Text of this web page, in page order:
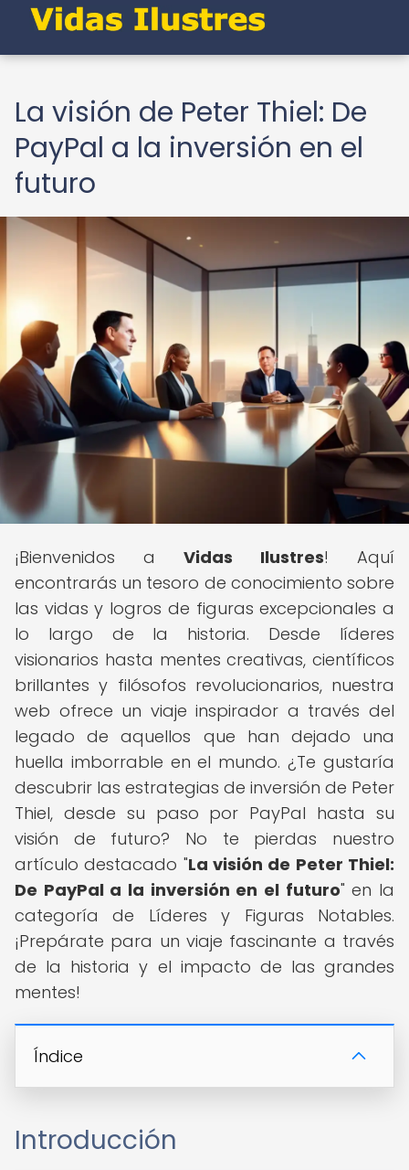
La visión de Peter Thiel: De
PayPal a la inversión en el
futuro
¡Bienvenidos a Vidas Ilustres! Aquí
encontrarás un tesoro de conocimiento sobre
las vidas y logros de figuras excepcionales a
lo largo de la historia. Desde líderes
visionarios hasta mentes creativas, científicos
brillantes y filósofos revolucionarios, nuestra
web ofrece un viaje inspirador a través del
legado de aquellos que han dejado una
huella imborrable en el mundo. ¿Te gustaría
descubrir las estrategias de inversión de Peter
Thiel, desde su paso por PayPal hasta su
visión de futuro? No te pierdas nuestro
artículo destacado "La visión de Peter Thiel:
De PayPal a la inversión en el futuro" en la
categoría de Líderes y Figuras Notables.
¡Prepárate para un viaje fascinante a través
de la historia y el impacto de las grandes
mentes!
Índice
Introducción